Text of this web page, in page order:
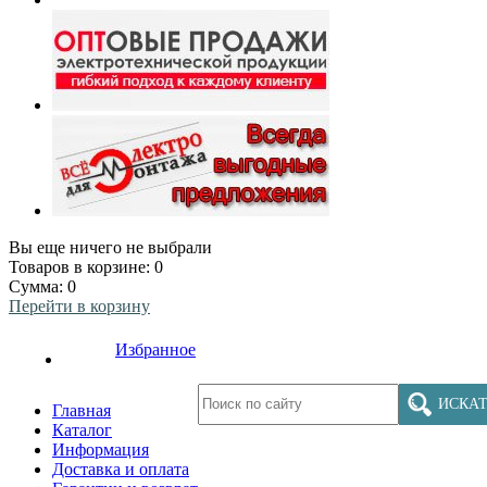
Вы еще ничего не выбрали
Товаров в корзине: 0
Сумма: 0
Перейти в корзину
Избранное
Главная
Каталог
Информация
Доставка и оплата